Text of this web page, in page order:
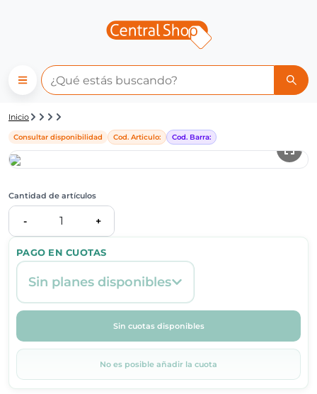
Detalle de producto | Central
Inicio
Consultar disponibilidad Cod. Articulo: Cod. Barra:
PAGO EN CUOTAS
Sin planes disponibles
Sin cuotas disponibles
No es posible añadir la cuota
Cantidad de artículos
- 1 +